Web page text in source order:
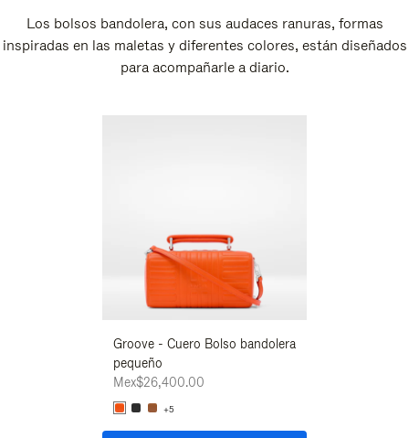
Los bolsos bandolera, con sus audaces ranuras, formas
inspiradas en las maletas y diferentes colores, están diseñados
para acompañarle a diario.
Groove - Cuero Bolso bandolera
pequeño
Mex$26,400.00
+5